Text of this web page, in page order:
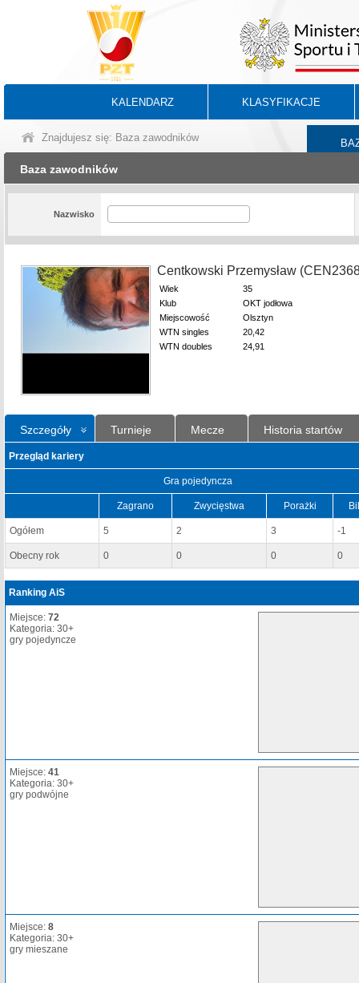
KALENDARZ KLASYFIKACJE
Znajdujesz się: Baza zawodników
Baza zawodników
Nazwisko
Centkowski Przemysław
Wiek
35
Klub
OKT jodłowa
Miejscowość
Olsztyn
WTN singles
20,42
WTN doubles
24,91
Szczegóły Turnieje Mecze Historia startów
Przegląd kariery
Gra pojedyncza
Zagrano Zwycięstwa Porażki
Ogółem 5 2 3 -1
Obecny rok 0 0 0 0
Ranking AiS
Miejsce: 72
Kategoria: 30+
gry pojedyncze
Miejsce: 41
Kategoria: 30+
gry podwójne
Miejsce: 8
Kategoria: 30+
gry mieszane